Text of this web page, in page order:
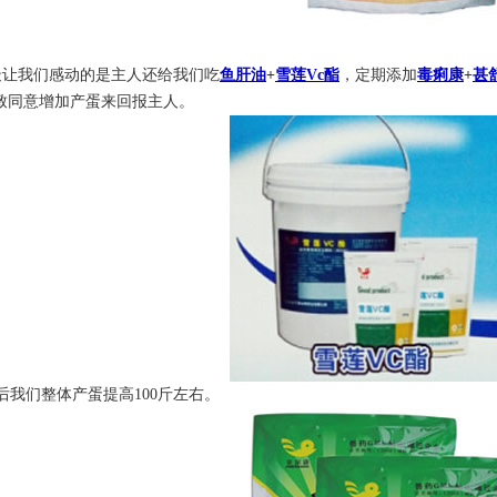
我们感动的是主人还给我们吃鱼肝油+雪莲Vc酯 ，定期添加毒痢康+甚
同意增加产蛋来回报主人。
们整体产蛋提高100斤左右。